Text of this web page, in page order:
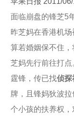
面临崩盘的锋芝5
昨芝妈在香港机
算若婚姻保不住
芝妈先行前往打
霆锋，传已找侦探
牌，且锋妈狄波
个小孩的扶养权，